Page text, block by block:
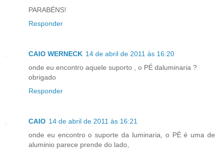
PARABÉNS!
Responder
CAIO WERNECK 14 de abril de 2011 às 16:20
onde eu encontro aquele suporto , o PÉ daluminaria ?
obrigado
Responder
CAIO 14 de abril de 2011 às 16:21
onde eu encontro o suporte da luminaria, o PÉ é uma de
aluminio parece prende do lado,